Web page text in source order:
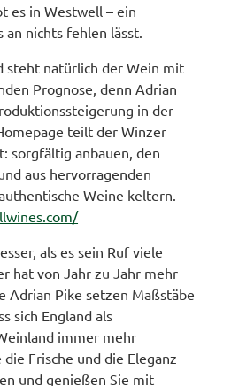
es in Westwell – ein
an nichts fehlen lässt.
steht natürlich der Wein mit
Prognose, denn Adrian
in der
teilt der Winzer
sorgfältig anbauen, den
aus hervorragenden
Weine keltern.
als es sein Ruf viele
hat von Jahr zu Jahr mehr
Adrian Pike setzen Maßstäbe
sich England als
immer mehr
Frische und die Eleganz
und genießen Sie mit